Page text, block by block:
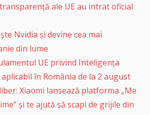
ale UE au intrat oficial
Nvidia și devine cea mai
din lume
UE privind Inteligența
în România de la 2 august
Xiaomi lansează platforma „Me
și te ajută să scapi de grijile din